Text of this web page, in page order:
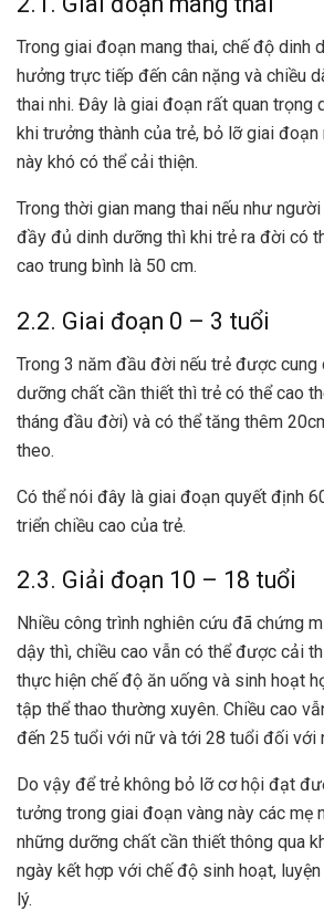
Trong giai đoạn mang thai, chế độ dinh
hưởng trực tiếp đến cân nặng và chiều
thai nhi. Đây là giai đoạn rất quan trọng
khi trưởng thành của trẻ, bỏ lỡ giai đoạn
này khó có thể cải thiện.
Trong thời gian mang thai nếu như
đầy đủ dinh dưỡng thì khi trẻ ra đời có
cao trung bình là 50 cm.
2.2. Giai đoạn 0 – 3 tuổi
Trong 3 năm đầu đời nếu trẻ được
dưỡng chất cần thiết thì trẻ có thể cao
tháng đầu đời) và có thể tăng thêm
theo.
Có thể nói đây là giai đoạn quyết định
triển chiều cao của trẻ.
2.3. Giải đoạn 10 – 18 tuổi
Nhiều công trình nghiên cứu đã chứng
dậy thì, chiều cao vẫn có thể được cải
thực hiện chế độ ăn uống và sinh hoạt
tập thể thao thường xuyên. Chiều cao
đến 25 tuổi với nữ và tới 28 tuổi đối với
Do vậy để trẻ không bỏ lỡ cơ hội đạt
tưởng trong giai đoạn vàng này các mẹ
những dưỡng chất cần thiết thông qua
ngày kết hợp với chế độ sinh hoạt,
lý.